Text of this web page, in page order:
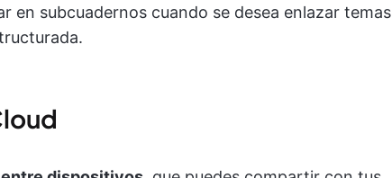
en subcuadernos cuando se desea enlazar temas